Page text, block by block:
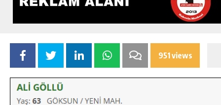
951 views